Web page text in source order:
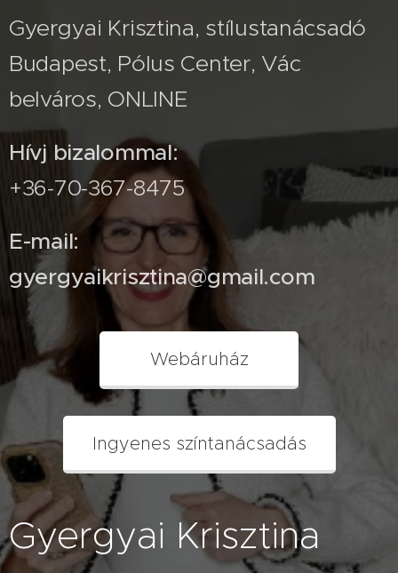
Gyergyai Krisztina, stílustanácsadó
Budapest, Pólus Center, Vác
belváros, ONLINE
Hívj bizalommal:
+36-70-367-8475
E-mail:
gyergyaikrisztina@gmail.com
Webáruház
Ingyenes színtanácsadás
Gyergyai Krisztina